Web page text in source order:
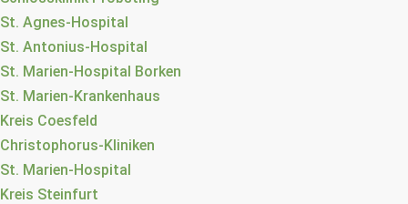
St. Agnes-Hospital
St. Antonius-Hospital
St. Marien-Hospital Borken
St. Marien-Krankenhaus
Kreis Coesfeld
Christophorus-Kliniken
St. Marien-Hospital
Kreis Steinfurt